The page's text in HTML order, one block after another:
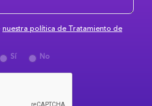
nuestra política de Tratamiento de
Sí No